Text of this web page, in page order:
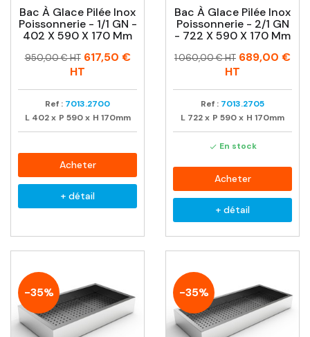
Bac À Glace Pilée Inox
Poissonnerie - 1/1 GN -
402 X 590 X 170 Mm
Prix
Prix
950,00 € HT 617,50 €
HT
Ref : 7013.2700
L 402 x P 590 x H 170mm
Acheter
+ détail
Bac À Glace Pilée Inox
Poissonnerie - 2/1 GN
- 722 X 590 X 170 Mm
Prix
Prix
1 060,00 € HT 689,00 €
HT
Ref : 7013.2705
L 722x P 590x H 170mm
 En stock
Acheter
+ détail
-35% -35%